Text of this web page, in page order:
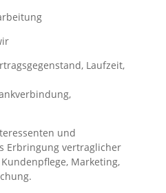
Laufzeit,
und
Erbringung vertraglicher
Marketing,